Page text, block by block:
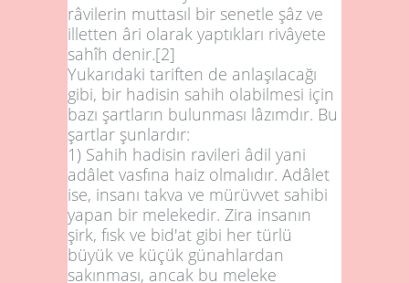
râvilerin muttasıl bir senetle şâz ve
illetten âri olarak yaptıkları rivâyete
sahîh denir.[2]
Yukarıdaki tariften de anlaşılacağı
gibi, bir hadisin sahih olabilmesi için
bazı şartların bulunması lâzımdır. Bu
şartlar şunlardır:
1) Sahih hadisin ravileri âdil yani
adâlet vasfına haiz olmalıdır. Adâlet
ise, insanı takva ve mürüvvet sahibi
yapan bir melekedir. Zira insanın
şirk, fısk ve bid'at gibi her türlü
büyük ve küçük günahlardan
sakınması, ancak bu meleke